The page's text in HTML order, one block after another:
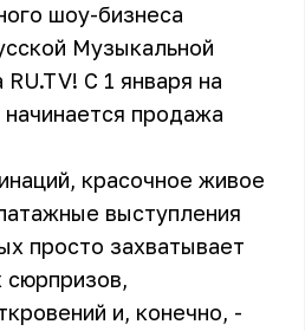
шоу-бизнеса
Музыкальной
С 1 января на
начинается продажа
красочное живое
выступления
просто захватывает
сюрпризов,
и, конечно, -